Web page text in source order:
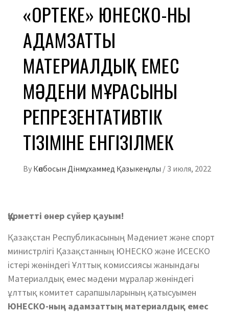
«ОРТЕКЕ» ЮНЕСКО-НЫҢ
АДАМЗАТТЫҢ
МАТЕРИАЛДЫҚ ЕМЕС
МӘДЕНИ МҰРАСЫНЫҢ
РЕПРЕЗЕНТАТИВТІК
ТІЗІМІНЕ ЕНГІЗІЛМЕК
By Көпбосын Дінмұхаммед Қазыкенұлы / 3 июля, 2022
Құрметті өнер сүйер қауым!
Қазақстан Республикасының Мәдениет және спорт
министрлігі Қазақстанның ЮНЕСКО және ИСЕСКО
істері жөніндегі Ұлттық комиссиясы жанындағы
Материалдық емес мәдени мұралар жөніндегі
ұлттық комитет сарапшыларының қатысуымен
ЮНЕСКО-ның адамзаттың материалдық емес